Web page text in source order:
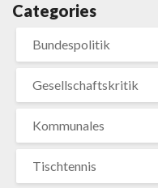
Categories
Bundespolitik
Gesellschaftskritik
Kommunales
Tischtennis